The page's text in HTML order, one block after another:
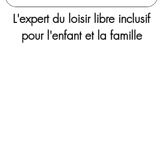
L'expert du loisir libre inclusif
pour l'enfant et la famille